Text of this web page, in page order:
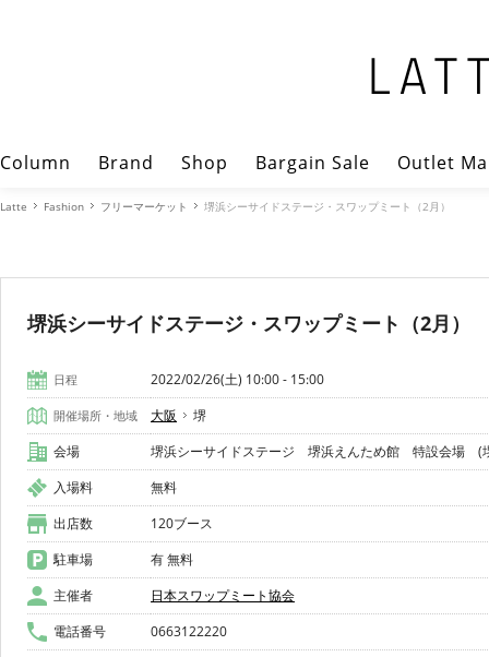
Column Brand Shop Bargain Sale Outlet
Latte Fashion フリーマーケット 堺浜シーサイドステージ・スワップミート（2月）
堺浜シーサイドステージ・スワップミート（2月）
日程 2022/02/26(土) 10:00 - 15:00
開催場所・地域 大阪
堺
会場
堺浜シーサイドステージ 堺浜えんため館 特設会場 (
入場料
無料
出店数
120ブース
駐車場
有 無料
主催者
日本スワップミート協会
電話番号
0663122220